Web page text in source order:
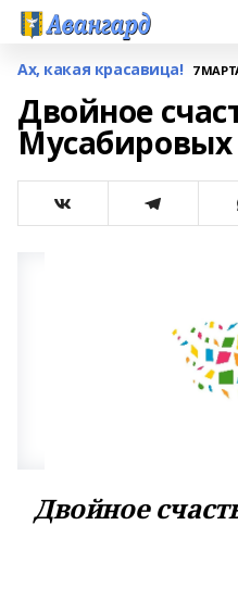
Ах, какая красавица! 7
Двойное
Мусабировых
Двойное